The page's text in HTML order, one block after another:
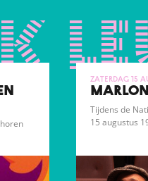
zaterdag 15
Tijdens de
15 augustus